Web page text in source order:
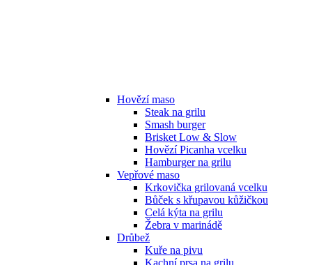
Hovězí maso
Steak na grilu
Smash burger
Brisket Low & Slow
Hovězí Picanha vcelku
Hamburger na grilu
Vepřové maso
Krkovička grilovaná vcelku
Bůček s křupavou kůžičkou
Celá kýta na grilu
Žebra v marinádě
Drůbež
Kuře na pivu
Kachní prsa na grilu